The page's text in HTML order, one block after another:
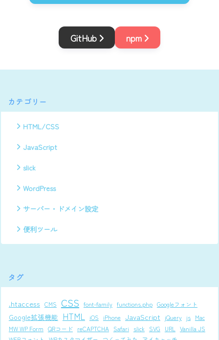
GitHub npm
カテゴリー
HTML/CSS
JavaScript
slick
WordPress
サーバー・ドメイン設定
便利ツール
タグ
.htaccess CMS CSS font-family functions.php Googleフォント
Google拡張機能 HTML iOS iPhone JavaScript jQuery js Mac
MW WP Form QRコード reCAPTCHA Safari slick SVG URL
Vanilla JS